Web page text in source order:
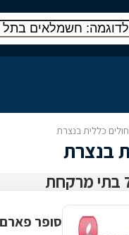
כללית בנצרת
בנצרת
סופר פארם